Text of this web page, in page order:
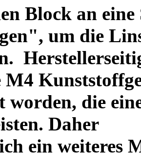
Block an eine
um die
M4
worden, die
Daher
ein weiteres